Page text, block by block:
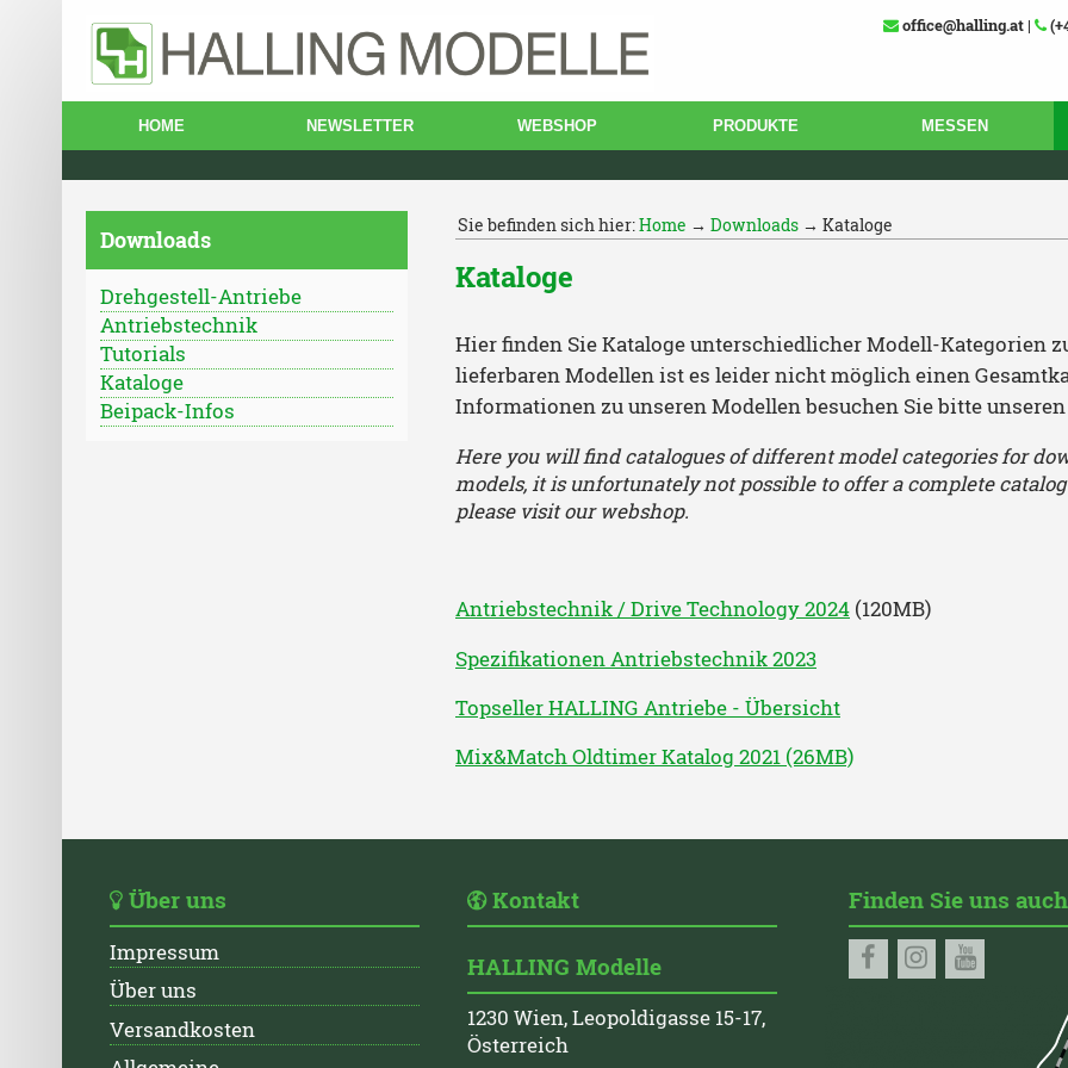
office@halling.at|
HOME NEWSLETTER WEBSHOP PRODUKTE MESSEN
Downloads
Drehgestell-Antriebe
Antriebstechnik
Tutorials
Kataloge
Beipack-Infos
Sie befinden sich hier:Home → Downloads → Kataloge
Kataloge
Hier finden Sie Kataloge unterschiedlicher Modell-Kategorien
lieferbaren Modellen ist es leider nicht möglich einen
Informationen zu unseren Modellen besuchen Sie bitte
Here you will find catalogues of different model categories for
models, it is unfortunately not possible to offer a complete
please visit our webshop.
Antriebstechnik / Drive Technology 2024 (120MB)
Spezifikationen Antriebstechnik 2023
Topseller HALLING Antriebe - Übersicht
Mix&Match Oldtimer Katalog 2021 (26MB)
Über uns
Impressum
Über uns
Versandkosten
Kontakt
HALLING Modelle
1230 Wien, Leopoldigasse 15-17,
Österreich
Finden Sie uns